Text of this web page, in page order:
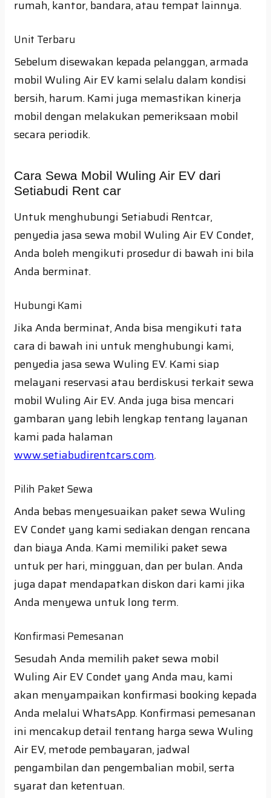
rumah, kantor, bandara, atau tempat lainnya.
Unit Terbaru
Sebelum disewakan kepada pelanggan, armada
mobil Wuling Air EV kami selalu dalam kondisi
bersih, harum. Kami juga memastikan kinerja
mobil dengan melakukan pemeriksaan mobil
secara periodik.
Cara Sewa Mobil Wuling Air EV dari
Setiabudi Rent car
Untuk menghubungi Setiabudi Rentcar,
penyedia jasa sewa mobil Wuling Air EV Condet,
Anda boleh mengikuti prosedur di bawah ini bila
Anda berminat.
Hubungi Kami
Jika Anda berminat, Anda bisa mengikuti tata
cara di bawah ini untuk menghubungi kami,
penyedia jasa sewa Wuling EV. Kami siap
melayani reservasi atau berdiskusi terkait sewa
mobil Wuling Air EV. Anda juga bisa mencari
gambaran yang lebih lengkap tentang layanan
kami pada halaman
www.setiabudirentcars.com.
Pilih Paket Sewa
Anda bebas menyesuaikan paket sewa Wuling
EV Condet yang kami sediakan dengan rencana
dan biaya Anda. Kami memiliki paket sewa
untuk per hari, mingguan, dan per bulan. Anda
juga dapat mendapatkan diskon dari kami jika
Anda menyewa untuk long term.
Konfirmasi Pemesanan
Sesudah Anda memilih paket sewa mobil
Wuling Air EV Condet yang Anda mau, kami
akan menyampaikan konfirmasi booking kepada
Anda melalui WhatsApp. Konfirmasi pemesanan
ini mencakup detail tentang harga sewa Wuling
Air EV, metode pembayaran, jadwal
pengambilan dan pengembalian mobil, serta
syarat dan ketentuan.